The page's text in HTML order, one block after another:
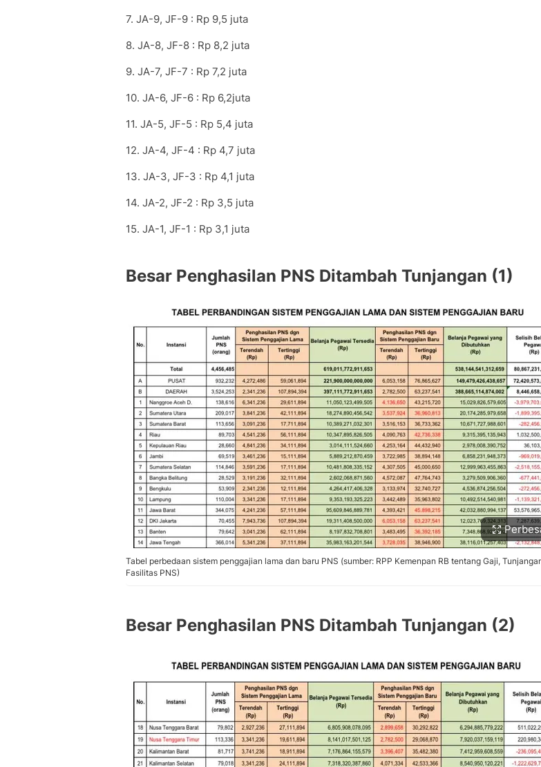
7. JA-9, JF-9 : Rp 9,5 juta
8. JA-8, JF-8 : Rp 8,2 juta
9. JA-7, JF-7 : Rp 7,2 juta
10. JA-6, JF-6 : Rp 6,2juta
11. JA-5, JF-5 : Rp 5,4 juta
12. JA-4, JF-4 : Rp 4,7 juta
13. JA-3, JF-3 : Rp 4,1 juta
14. JA-2, JF-2 : Rp 3,5 juta
15. JA-1, JF-1 : Rp 3,1 juta
Besar Penghasilan PNS Ditambah Tunjangan (1)
Tabel perbedaan sistem penggajian lama dan baru PNS (sumber: RPP Kemenpan RB tentang Gaji,
Fasilitas PNS)
Besar Penghasilan PNS Ditambah Tunjangan (2)